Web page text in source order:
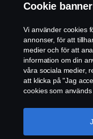
Regler
Integritetspolicy
Cookies
Kontakt
Cookie banner
Vi använder cookies
annonser, för att
medier och för att
information om din
våra sociala medier,
att klicka på "Jag
cookies som
"Cookie-inställningar"
acceptera. För en